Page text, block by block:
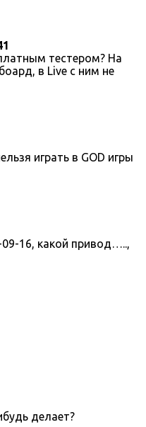
тестером? На
в Live с ним не
играть в GOD игры
16, какой привод…..,
делает?